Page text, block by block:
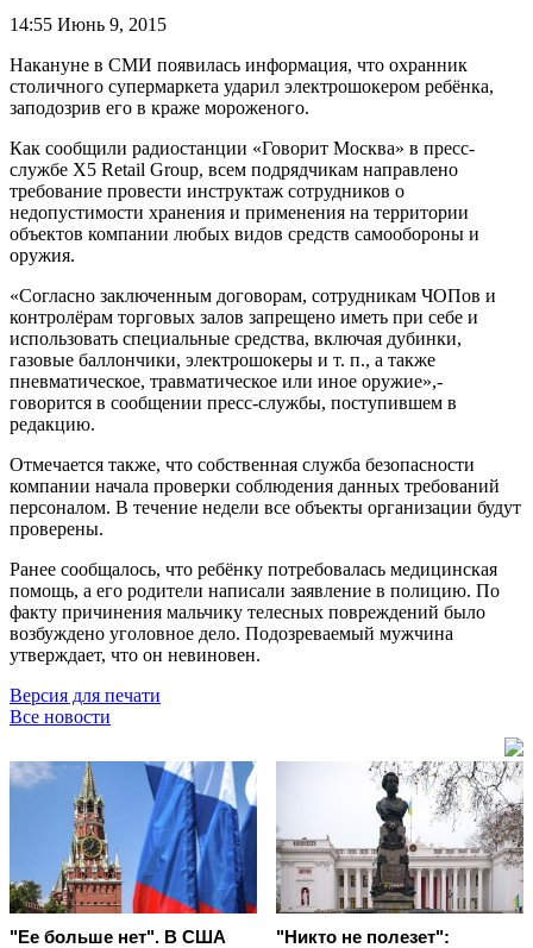
14:55 Июнь 9, 2015
Накануне в СМИ появилась информация, что охранник
столичного супермаркета ударил электрошокером ребёнка,
заподозрив его в краже мороженого.
Как сообщили радиостанции «Говорит Москва» в пресс-
службе X5 Retail Group, всем подрядчикам направлено
требование провести инструктаж сотрудников о
недопустимости хранения и применения на территории
объектов компании любых видов средств самообороны и
оружия.
«Согласно заключенным договорам, сотрудникам ЧОПов и
контролёрам торговых залов запрещено иметь при себе и
использовать специальные средства, включая дубинки,
газовые баллончики, электрошокеры и т. п., а также
пневматическое, травматическое или иное оружие»,-
говорится в сообщении пресс-службы, поступившем в
редакцию.
Отмечается также, что собственная служба безопасности
компании начала проверки соблюдения данных требований
персоналом. В течение недели все объекты организации будут
проверены.
Ранее сообщалось, что ребёнку потребовалась медицинская
помощь, а его родители написали заявление в полицию. По
факту причинения мальчику телесных повреждений было
возбуждено уголовное дело. Подозреваемый мужчина
утверждает, что он невиновен.
Версия для печати
Все новости
"Ее больше нет". В США
"Никто не полезет":